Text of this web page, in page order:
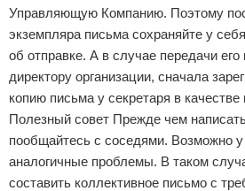
Управляющую Компанию. Поэтому
экземпляра письма сохраняйте у
об отправке. А в случае передачи его
директору организации, сначала
копию письма у секретаря в
Полезный совет Прежде чем
пообщайтесь с соседями. Возможно у
аналогичные проблемы. В таком
составить коллективное письмо с